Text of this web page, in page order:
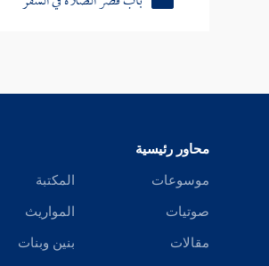
باب الاستسقاء
باب صلاة الخوف
محاور رئيسية
موسوعات
صوتيات
مقالات
المكتبة
المواريث
بنين وبنات